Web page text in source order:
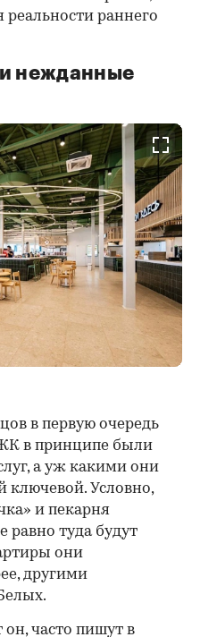
реальности раннего
нежданные
в первую очередь
в принципе были
а уж какими они
ключевой. Условно,
и пекарня
равно туда будут
они
другими
часто пишут в